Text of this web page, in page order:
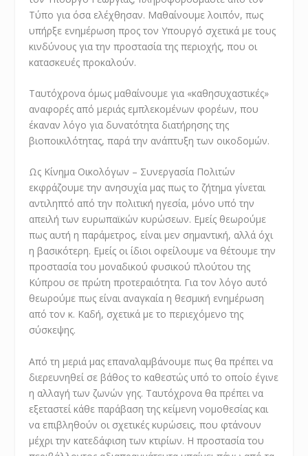
Τύπο για όσα ελέχθησαν. Μαθαίνουμε λοιπόν, πως
υπήρξε ενημέρωση προς τον Υπουργό σχετικά με τους
κινδύνους για την προστασία της περιοχής, που οι
κατασκευές προκαλούν.
Ταυτόχρονα όμως μαθαίνουμε για «καθησυχαστικές»
αναφορές από μεριάς εμπλεκομένων φορέων, που
έκαναν λόγο για δυνατότητα διατήρησης της
βιοποικιλότητας, παρά την ανάπτυξη των οικοδομών.
Ως Κίνημα Οικολόγων – Συνεργασία Πολιτών
εκφράζουμε την ανησυχία μας πως το ζήτημα γίνεται
αντιληπτό από την πολιτική ηγεσία, μόνο υπό την
απειλή των ευρωπαϊκών κυρώσεων. Εμείς θεωρούμε
πως αυτή η παράμετρος, είναι μεν σημαντική, αλλά όχι
η βασικότερη. Εμείς οι ίδιοι οφείλουμε να θέτουμε την
προστασία του μοναδικού φυσικού πλούτου της
Κύπρου σε πρώτη προτεραιότητα. Για τον λόγο αυτό
θεωρούμε πως είναι αναγκαία η θεσμική ενημέρωση
από τον κ. Καδή, σχετικά με το περιεχόμενο της
σύσκεψης.
Από τη μεριά μας επαναλαμβάνουμε πως θα πρέπει να
διερευνηθεί σε βάθος το καθεστώς υπό το οποίο έγινε
η αλλαγή των ζωνών γης. Ταυτόχρονα θα πρέπει να
εξεταστεί κάθε παράβαση της κείμενη νομοθεσίας και
να επιβληθούν οι σχετικές κυρώσεις, που φτάνουν
μέχρι την κατεδάφιση των κτιρίων. Η προστασία του